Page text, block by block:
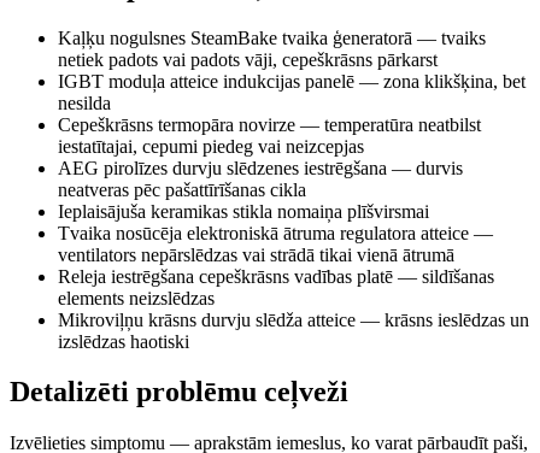
Kaļķu nogulsnes SteamBake tvaika ģeneratorā — tvaiks
netiek padots vai padots vāji, cepeškrāsns pārkarst
IGBT moduļa atteice indukcijas panelē — zona klikšķina, bet
nesilda
Cepeškrāsns termopāra novirze — temperatūra neatbilst
iestatītajai, cepumi piedeg vai neizcepjas
AEG pirolīzes durvju slēdzenes iestrēgšana — durvis
neatveras pēc pašattīrīšanas cikla
Ieplaisājuša keramikas stikla nomaiņa plīšvirsmai
Tvaika nosūcēja elektroniskā ātruma regulatora atteice —
ventilators nepārslēdzas vai strādā tikai vienā ātrumā
Releja iestrēgšana cepeškrāsns vadības platē — sildīšanas
elements neizslēdzas
Mikroviļņu krāsns durvju slēdža atteice — krāsns ieslēdzas un
izslēdzas haotiski
Detalizēti problēmu ceļveži
Izvēlieties simptomu — aprakstām iemeslus, ko varat pārbaudīt paši,